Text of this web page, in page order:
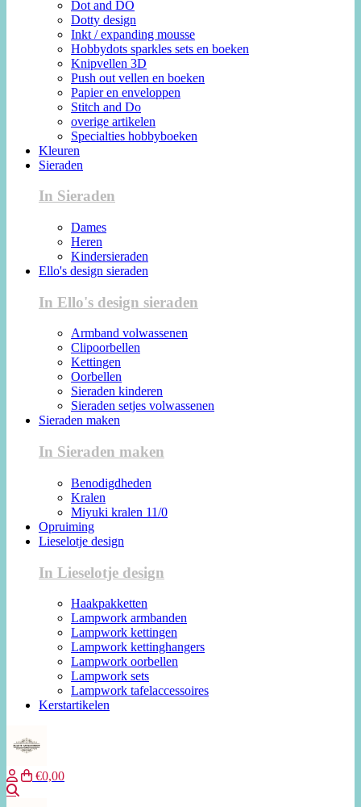
Dot and DO
Dotty design
Inkt / expanding mousse
Hobbydots sparkles sets en boeken
Knipvellen 3D
Push out vellen en boeken
Papier en enveloppen
Stitch and Do
overige artikelen
Specialties hobbyboeken
Kleuren
Sieraden
In Sieraden
Dames
Heren
Kindersieraden
Ello's design sieraden
In Ello's design sieraden
Armband volwassenen
Clipoorbellen
Kettingen
Oorbellen
Sieraden kinderen
Sieraden setjes volwassenen
Sieraden maken
In Sieraden maken
Benodigdheden
Kralen
Miyuki kralen 11/0
Opruiming
Lieselotje design
In Lieselotje design
Haakpakketten
Lampwork armbanden
Lampwork kettingen
Lampwork kettinghangers
Lampwork oorbellen
Lampwork sets
Lampwork tafelaccessoires
Kerstartikelen
€0,00